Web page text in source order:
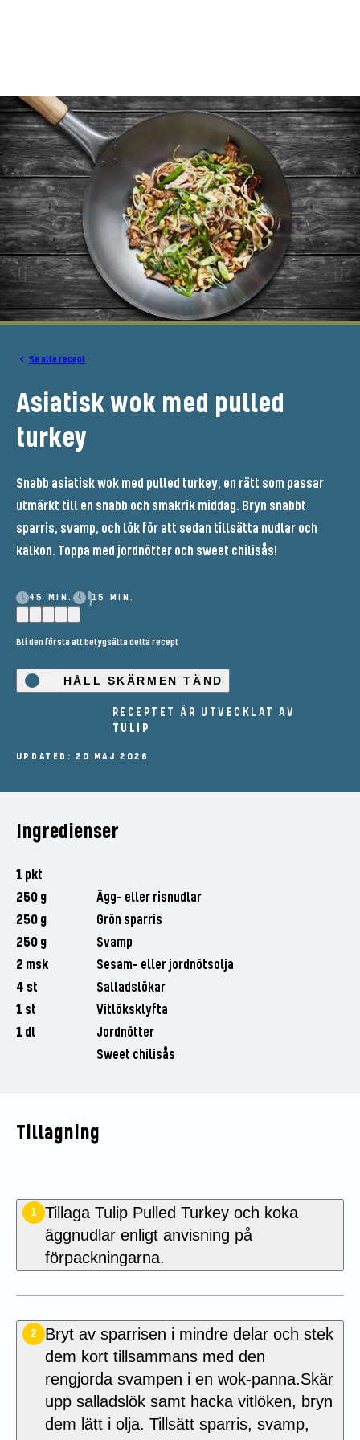
Se alle recept
Asiatisk wok med pulled
turkey
Snabb asiatisk wok med pulled turkey, en rätt som passar
utmärkt till en snabb och smakrik middag. Bryn snabbt
sparris, svamp, och lök för att sedan tillsätta nudlar och
kalkon. Toppa med jordnötter och sweet chilisås!
45 MIN. 15 MIN.
Bli den första att betygsätta detta recept
HÅLL SKÄRMEN TÄND
RECEPTET ÄR UTVECKLAT AV
TULIP
UPDATED: 20 MAJ 2026
Ingredienser
1 pkt
250 g
Ägg- eller risnudlar
250 g
Grön sparris
250 g
Svamp
2 msk
Sesam- eller jordnötsolja
4 st
Salladslökar
1 st
Vitlöksklyfta
1 dl
Jordnötter
Sweet chilisås
Tillagning
1
Tillaga Tulip Pulled Turkey och koka
äggnudlar enligt anvisning på
förpackningarna.
2
Bryt av sparrisen i mindre delar och stek
dem kort tillsammans med den
rengjorda svampen i en wok-panna.Skär
upp salladslök samt hacka vitlöken, bryn
dem lätt i olja. Tillsätt sparris, svamp,